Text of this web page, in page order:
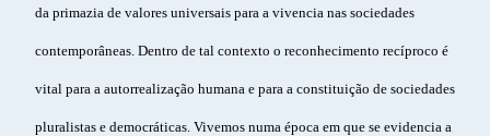
da primazia de valores universais para a vivencia nas sociedades
contemporâneas. Dentro de tal contexto o reconhecimento recíproco é
vital para a autorrealização humana e para a constituição de sociedades
pluralistas e democráticas. Vivemos numa época em que se evidencia a